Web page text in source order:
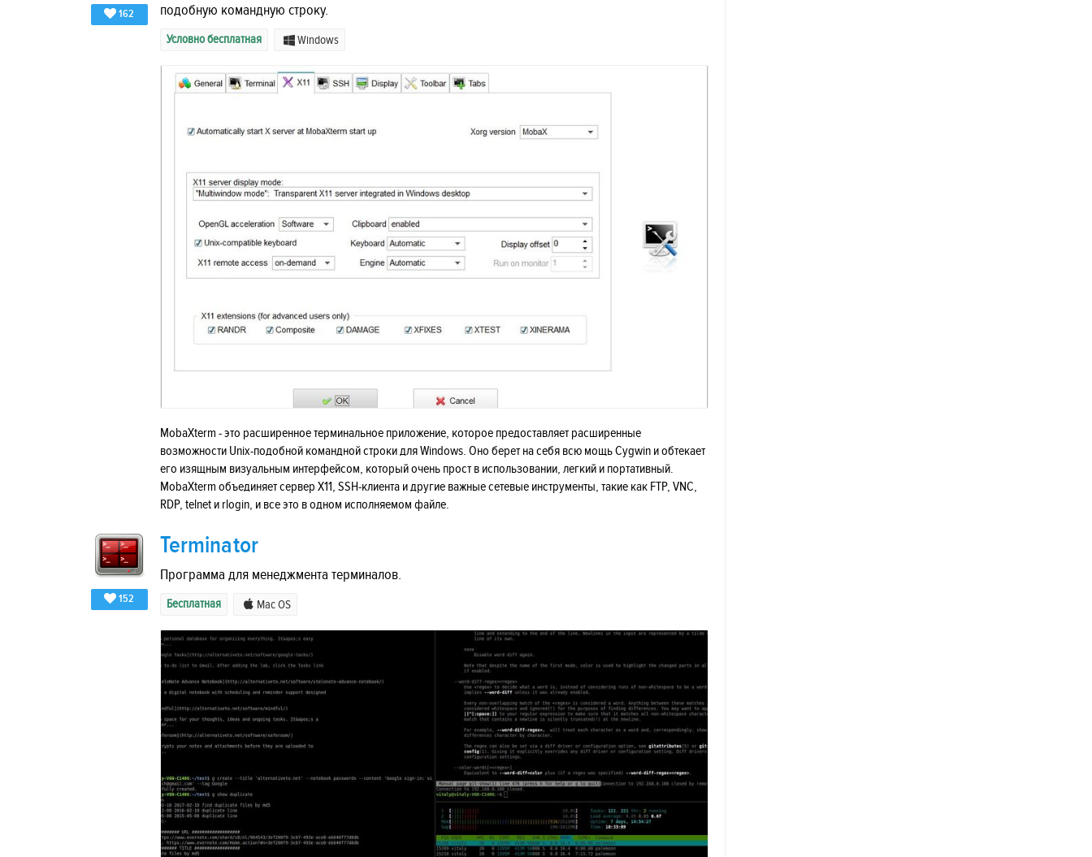
162
подобную командную строку.
Условно бесплатная Windows
MobaXterm - это расширенное терминальное приложение, которое предоставляет расширенные
возможности Unix-подобной командной строки для Windows. Оно берет на себя всю мощь Cygwin и обтекает
его изящным визуальным интерфейсом, который очень прост в использовании, легкий и портативный.
MobaXterm объединяет сервер X11, SSH-клиента и другие важные сетевые инструменты, такие как FTP, VNC,
RDP, telnet и rlogin, и все это в одном исполняемом файле.
152
Terminator
Программа для менеджмента терминалов.
Бесплатная Mac OS